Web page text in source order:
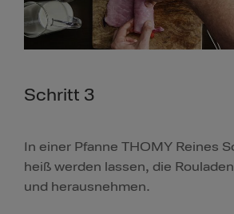
Schritt 3
In einer Pfanne THOMY Reines
heiß werden lassen, die
und herausnehmen.